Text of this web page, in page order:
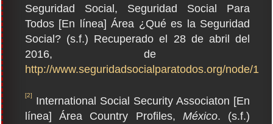
Seguridad Social, Seguridad Social Para
Todos [En línea] Área ¿Qué es la Seguridad
Social? (s.f.) Recuperado el 28 de abril del
2016, de
http://www.seguridadsocialparatodos.org/node/1
[2]
International Social Security Associaton [En
línea] Área Country Profiles, México. (s.f.)